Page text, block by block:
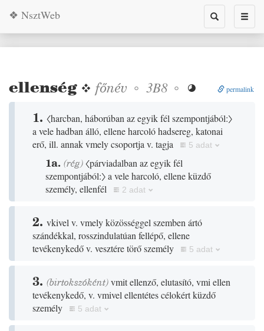
Toggle
search
❖ NsztWeb
ellenség❖ főnév ◦ 3B8 ◦  permalink
1. 〈harcban, háborúban az egyik fél szempontjából:〉
a vele hadban álló, ellene harcoló hadsereg, katonai
erő, ill. annak vmely csoportja v. tagja
5 adat
1a. (rég)〈párviadalban az egyik fél
szempontjából:〉a vele harcoló, ellene küzdő
személy, ellenfél
2 adat
2. vkivel v. vmely közösséggel szemben ártó
szándékkal, rosszindulatúan fellépő, ellene
tevékenykedő v. vesztére törő személy
5 adat
3. (birtokszóként)vmit ellenző, elutasító, vmi ellen
tevékenykedő, v. vmivel ellentétes célokért küzdő
személy
5 adat